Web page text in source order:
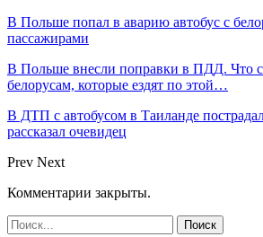
В Польше попал в аварию автобус с
пассажирами
В Польше внесли поправки в ПДД. Что
белорусам, которые ездят по этой…
В ДТП с автобусом в Таиланде
рассказал очевидец
Prev Next
Комментарии закрыты.